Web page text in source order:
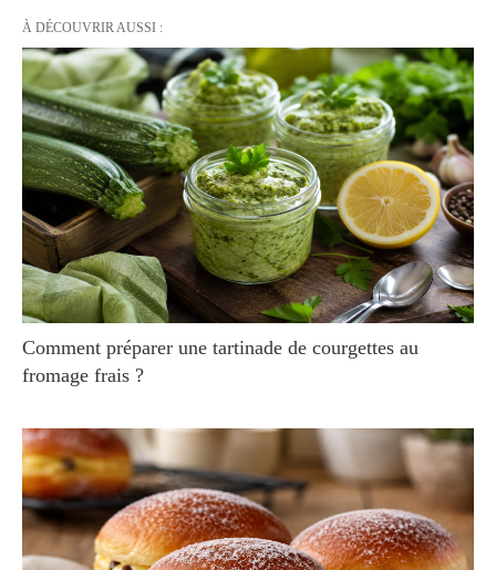
À DÉCOUVRIR AUSSI :
Comment préparer une tartinade de courgettes au
fromage frais ?